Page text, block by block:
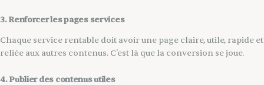
3. Renforcer les pages services
Chaque service rentable doit avoir une page claire, utile, rapide et
reliée aux autres contenus. C'est là que la conversion se joue.
4. Publier des contenus utiles